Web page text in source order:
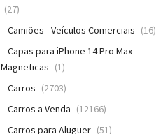
(27)
Camiões - Veículos Comerciais (16)
Capas para iPhone 14 Pro Max
Magneticas (1)
Carros (2703)
Carros a Venda (12166)
Carros para Aluguer (51)